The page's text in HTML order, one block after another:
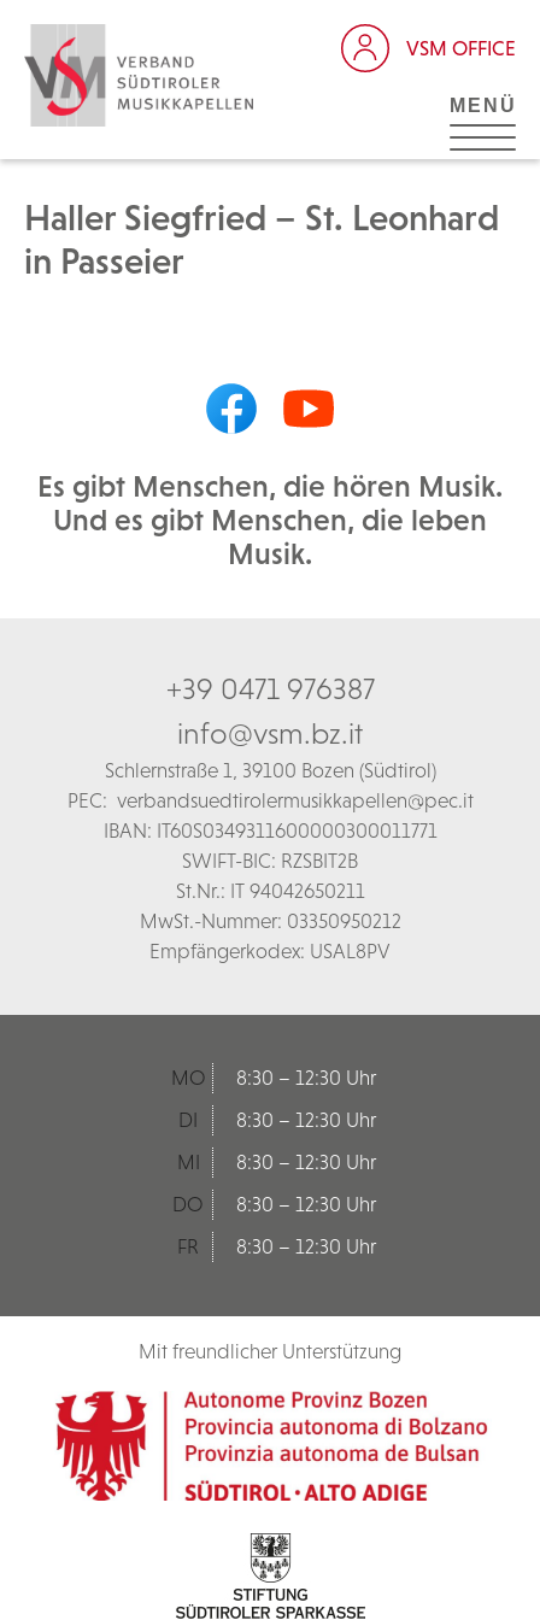
VSM OFFICE
MENÜ
Haller Siegfried – St. Leonhard
in Passeier
Es gibt Menschen, die hören Musik.
Und es gibt Menschen, die leben
Musik.
+39 0471 976387
info@vsm.bz.it
Schlernstraße 1, 39100 Bozen (Südtirol)
PEC: verbandsuedtirolermusikkapellen@pec.it
IBAN: IT60S0349311600000300011771
SWIFT-BIC: RZSBIT2B
St.Nr.: IT 94042650211
MwSt.-Nummer: 03350950212
Empfängerkodex: USAL8PV
MO
8:30 – 12:30 Uhr
DI
8:30 – 12:30 Uhr
MI
8:30 – 12:30 Uhr
DO
8:30 – 12:30 Uhr
FR
8:30 – 12:30 Uhr
Mit freundlicher Unterstützung